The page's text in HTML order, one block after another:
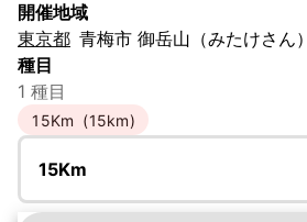
開催地域
東京都 青梅市 御岳山（みたけさん）
種目
1 種目
15Km (15km)
15Km